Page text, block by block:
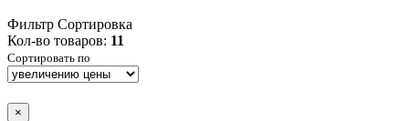
Фильтр Сортировка
Кол-во товаров: 11
Сортировать по
×